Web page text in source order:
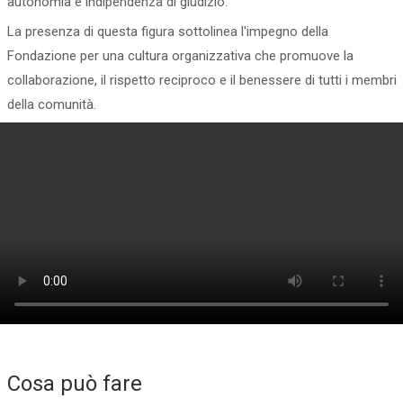
La presenza di questa figura sottolinea l'impegno della
Fondazione per una cultura organizzativa che promuove la
collaborazione, il rispetto reciproco e il benessere di tutti i membri
della comunità.
Cosa può fare